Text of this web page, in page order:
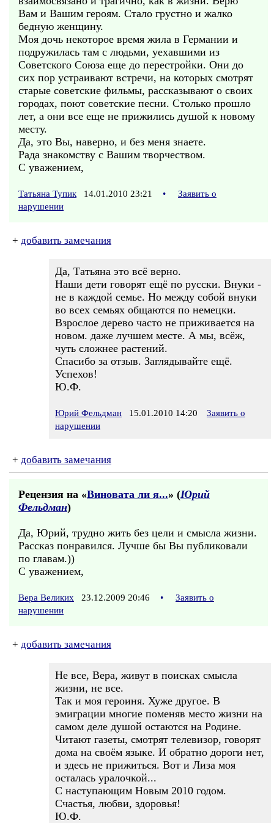
Вам и Вашим героям. Стало грустно и жалко
бедную женщину.
Моя дочь некоторое время жила в Германии и
подружилась там с людьми, уехавшими из
Советского Союза еще до перестройки. Они до
сих пор устраивают встречи, на которых смотрят
старые советские фильмы, рассказывают о своих
городах, поют советские песни. Столько прошло
лет, а они все еще не прижились душой к новому
месту.
Да, это Вы, наверно, и без меня знаете.
Рада знакомству с Вашим творчеством.
С уважением,
Татьяна Тупик 14.01.2010 23:21 •
Заявить о
нарушении
+ добавить замечания
Да, Татьяна это всё верно.
Наши дети говорят ещё по русски. Внуки -
не в каждой семье. Но между собой внуки
во всех семьях общаются по немецки.
Взрослое дерево часто не приживается на
новом. даже лучшем месте. А мы, всёж,
чуть сложнее растений.
Спасибо за отзыв. Заглядывайте ещё.
Успехов!
Ю.Ф.
Юрий Фельдман 15.01.2010 14:20
Заявить о
нарушении
+ добавить замечания
Рецензия на «Виновата ли я...» (Юрий
Фельдман)
Да, Юрий, трудно жить без цели и смысла жизни.
Рассказ понравился. Лучше бы Вы публиковали
по главам.))
С уважением,
Вера Великих 23.12.2009 20:46 •
Заявить о
нарушении
+ добавить замечания
Не все, Вера, живут в поисках смысла
жизни, не все.
Так и моя героиня. Хуже другое. В
эмиграции многие поменяв место жизни на
самом деле душой остаются на Родине.
Читают газеты, смотрят телевизор, говорят
дома на своём языке. И обратно дороги нет,
и здесь не прижиться. Вот и Лиза моя
осталась уралочкой...
С наступающим Новым 2010 годом.
Счастья, любви, здоровья!
Ю.Ф.